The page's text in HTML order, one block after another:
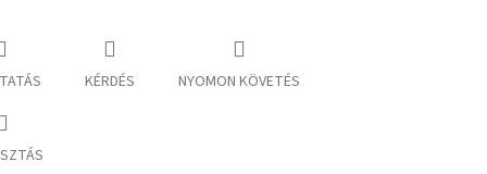
KÉRDÉS NYOMON KÖVETÉS